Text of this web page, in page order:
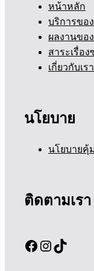
หน้าหลัก
บริการของ
ผลงานของ
สาระเรื่อ
เกี่ยวกับเรา
นโยบาย
นโยบายคุ้
ติดตามเรา
Facebook
Instagram
TikTok